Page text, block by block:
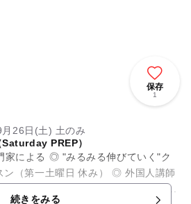
保存
1
26日(土) 土のみ
PREP）
による ◎ "みるみる伸びていく"ク
（第一土曜日 休み） ◎ 外国人講師
との実践レッスンあり ◎耳がよく、母国語を介さない理解が...
続きをみる